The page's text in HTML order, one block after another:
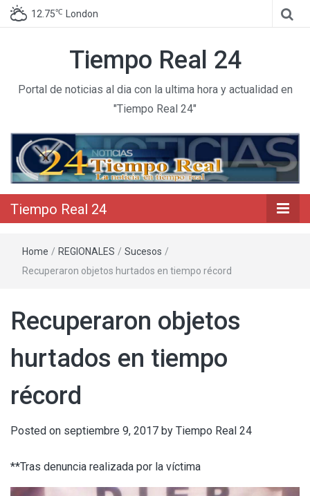
12.75℃ London
Tiempo Real 24
Portal de noticias al dia con la ultima hora y actualidad en
"Tiempo Real 24"
Tiempo Real 24
Home / REGIONALES / Sucesos /
Recuperaron objetos hurtados en tiempo récord
Recuperaron objetos
hurtados en tiempo
récord
Posted on septiembre 9, 2017 by Tiempo Real 24
**Tras denuncia realizada por la víctima